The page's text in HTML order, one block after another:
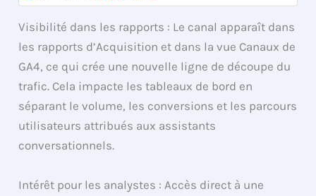
Visibilité dans les rapports : Le canal apparaît dans
les rapports d’Acquisition et dans la vue Canaux de
GA4, ce qui crée une nouvelle ligne de découpe du
trafic. Cela impacte les tableaux de bord en
séparant le volume, les conversions et les parcours
utilisateurs attribués aux assistants
conversationnels.
Intérêt pour les analystes : Accès direct à une